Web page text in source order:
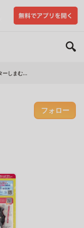
ーしまむ...
フォロー